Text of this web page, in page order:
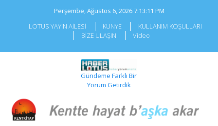
Perşembe, Ağustos 6, 20267:13:12 PM
LOTUS YAYIN AİLESİ
KÜNYE
KULLANIM KOŞULLARI
BİZE ULAŞIN
Video
Gündeme Farklı Bir
Yorum Getirdik